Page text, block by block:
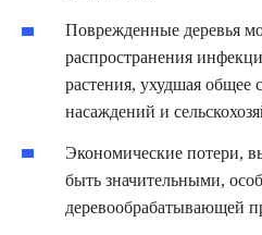
Поврежденные деревья
распространения
растения, ухудшая общее
насаждений и
Экономические потери,
быть значительными,
деревообрабатывающей